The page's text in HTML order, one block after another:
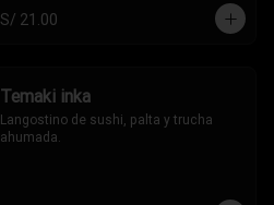
S/ 21.00
Temaki inka
Langostino de sushi, palta y trucha
ahumada.